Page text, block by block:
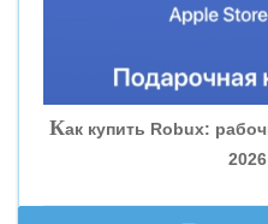
«БАНК ГЛОБЭКС»
«СОВКОМБАНК»
Как купить Robux: